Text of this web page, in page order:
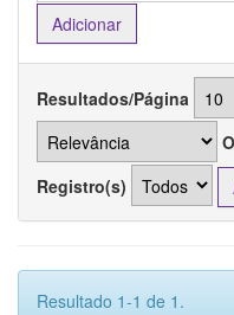
Resultados/Página
Registro(s)
Resultado 1-1 de 1.